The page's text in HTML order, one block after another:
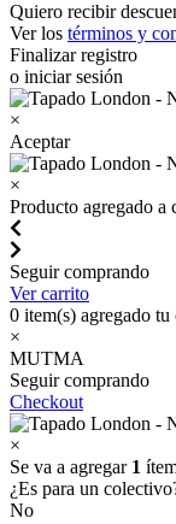
Quiero recibir
Ver los términos y
Finalizar registro
o iniciar sesión
×
Aceptar
×
Producto agregado a
Seguir comprando
Ver carrito
0 item(s) agregado tu
×
MUTMA
Seguir comprando
Checkout
×
Se va a agregar 1
¿Es para un
No